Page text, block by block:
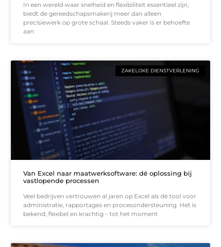
In een wereld waar snelheid en flexibiliteit essentieel zijn,
biedt de gereedschapsmakerij meer dan alleen
precisiewerk op grote schaal. Steeds vaker is er behoefte
aan
ZAKELIJKE DIENSTVERLENING
Van Excel naar maatwerksoftware: dé oplossing bij
vastlopende processen
Veel bedrijven vertrouwen al jaren op Excel als dé tool voor
administratie, rapportages en procesondersteuning. Het is
bekend, flexibel en krachtig – tot het moment